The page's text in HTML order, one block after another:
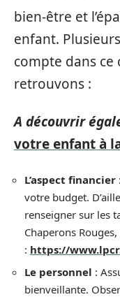
bien-être et
enfant.
compte dans ce
retrouvons :
A découvrir
votre enfant à
L’aspect financier
votre budget.
renseigner sur les
Chaperons
: https://
Le personnel :
bienveillante.